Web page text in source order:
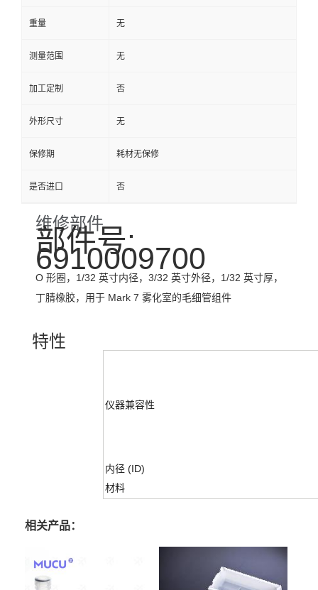
重量 无
测量范围 无
加工定制 否
外形尺寸 无
保修期 耗材无保修
是否进口 否
维修部件
部件号:
6910009700
O 形圈，1/32 英寸内径，3/32 英寸外径，1/32 英寸厚，
丁腈橡胶，用于 Mark 7 雾化室的毛细管组件
特性
仪器兼容性
内径 (ID)
材料
相关产品：